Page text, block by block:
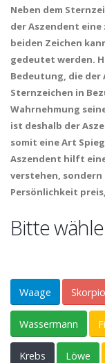
Neben dem
der Aszendent eine
beiden Zeichen
gedeutet werden.
Bedeutung, die der
Sternzeichen in
Wahrnehmung
ist deshalb der
somit eine Art
Aszendent hilft
verstehen, sondern
Persönlichkeit
Bitte
Waage
Wassermann
Krebs Löwe